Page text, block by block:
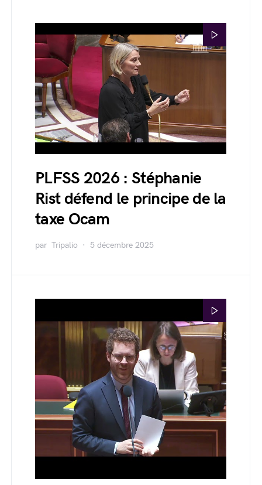
PLFSS 2026 : Stéphanie
Rist défend le principe de la
taxe Ocam
par Tripalio 5 décembre 2025